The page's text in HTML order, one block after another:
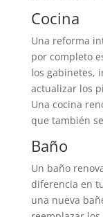
Cocina
Una reforma
por completo
los gabinetes,
actualizar los
Una cocina
que también
Baño
Un baño
diferencia en
una nueva